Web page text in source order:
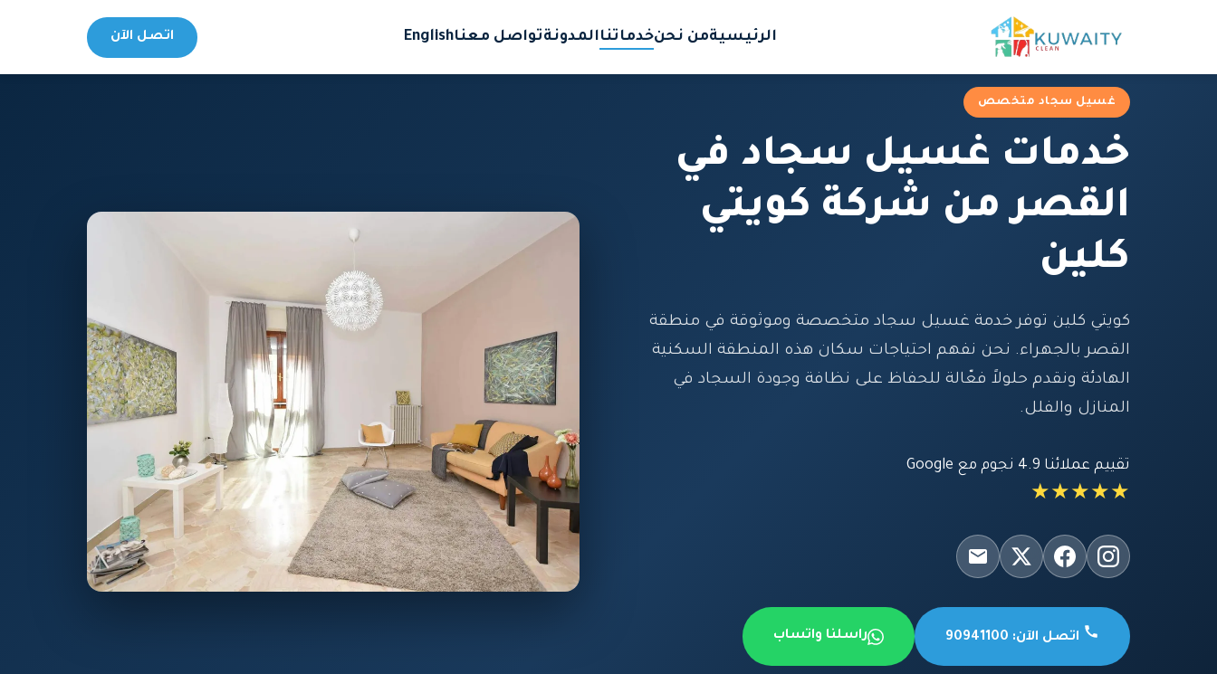
الرئيسيةمن نحنخدماتناالمدونةتواصل معناEnglish اتصل الآن
غسيل سجاد متخصص
خدمات غسيل سجاد في
القصر من شركة كويتي
كلين
كويتي كلين توفر خدمة غسيل سجاد متخصصة وموثوقة في منطقة
القصر بالجهراء. نحن نفهم احتياجات سكان هذه المنطقة السكنية
الهادئة ونقدم حلولاً فعّالة للحفاظ على نظافة وجودة السجاد في
المنازل والفلل.
تقييم عملائنا 4.9 نجوم مع Google
★★★★★
اتصل الآن: 90941100 راسلنا واتساب